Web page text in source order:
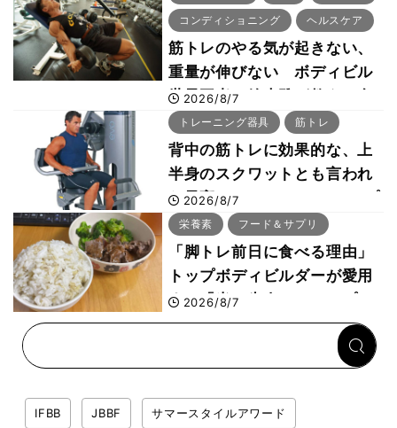
コンディショニング ヘルスケア
筋トレのやる気が起きない、
重量が伸びない ボディビル
世界王者・鈴木雅が教える食
事・睡眠・呼吸の整え方
2026/8/7
トレーニング器具 筋トレ
背中の筋トレに効果的な、上
半身のスクワットとも言われ
た最高マシン“ノーチラス・プ
ルオーバーマシン”とは？
2026/8/7
栄養素 フード＆サプリ
「脚トレ前日に食べる理由」
トップボディビルダーが愛用
する「米＋牛肉」のシンプル
回復メシとは？
2026/8/7
IFBB JBBF サマースタイルアワード